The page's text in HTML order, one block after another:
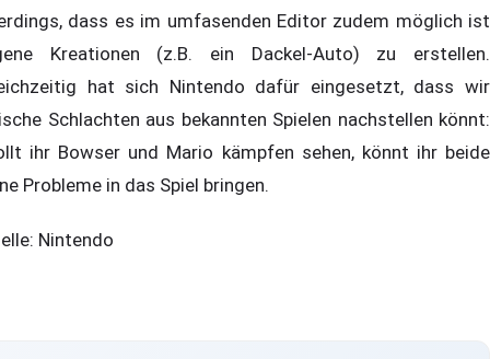
dass es im umfasenden Editor zudem möglich ist
Kreationen (z.B. ein Dackel-Auto) zu erstellen.
hat sich Nintendo dafür eingesetzt, dass wir
Schlachten aus bekannten Spielen nachstellen könnt:
ihr Bowser und Mario kämpfen sehen, könnt ihr beide
Probleme in das Spiel bringen.
Nintendo